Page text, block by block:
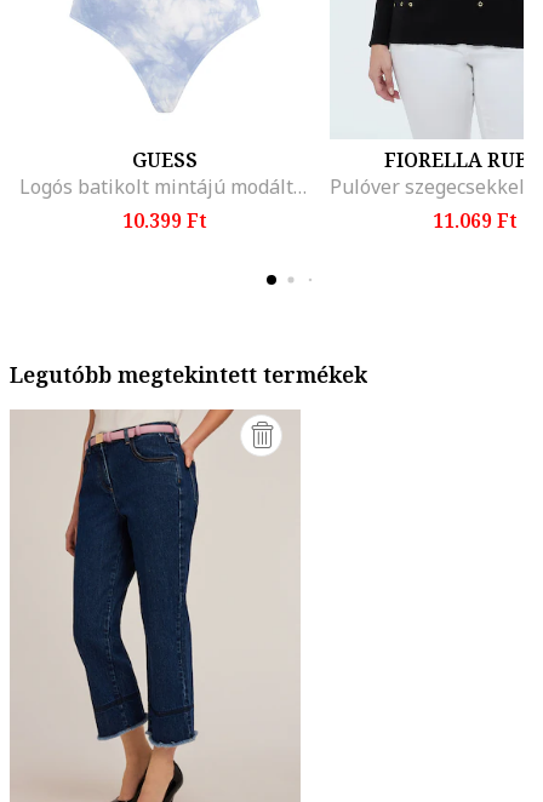
GUESS
Logós batikolt mintájú modáltartalmú body
10.399 Ft
FIORELLA
11.069 Ft
Legutóbb megtekintett termékek